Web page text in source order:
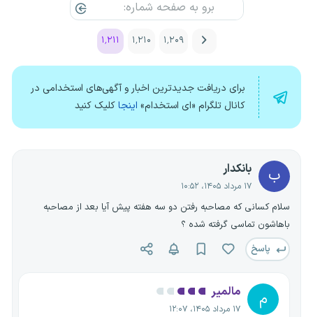
۱٬۲۰۹ ۱٬۲۱۰ ۱٬۲۱۱
برای دریافت جدیدترین اخبار و آگهی‌های استخدامی در
کانال تلگرام «ای استخدام» اینجاکلیک کنید
ب بانکدار
۱۷ مرداد ۱۴۰۵، ۱۰:۵۲
سلام کسانی که مصاحبه رفتن دو سه هفته پیش آیا بعد از مصاحبه
باهاشون تماسی گرفته شده ؟
پاسخ
م مالمیر
۱۷ مرداد ۱۴۰۵، ۱۲:۰۷